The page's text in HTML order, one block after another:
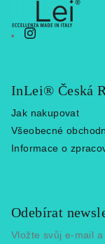
InLei® Česká
Jak nakupovat
Všeobecné
Informace o
Odebírat
Vložte svůj e-mail